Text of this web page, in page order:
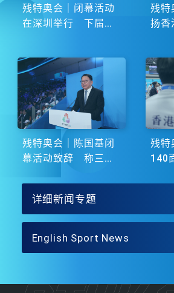
残特奥会｜闭幕活动
在深圳举行 下届由
残特
扬香
残特奥会｜陈国基闭
幕活动致辞 称三地
残特
140
详细新闻专题
English Sport News